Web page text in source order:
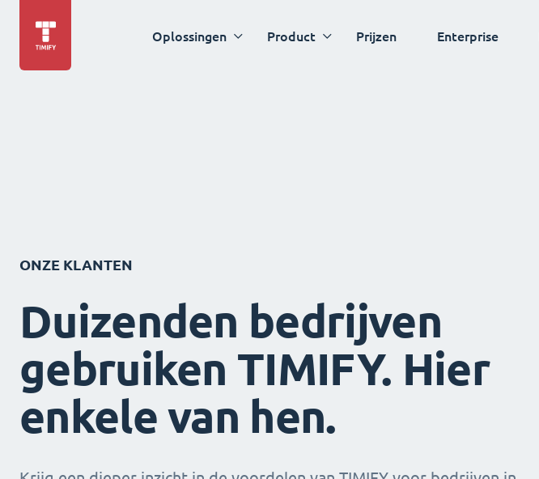
Oplossingen Product Prijzen Enterprise
ONZE KLANTEN
Duizenden bedrijven
gebruiken TIMIFY. Hier
enkele van hen.